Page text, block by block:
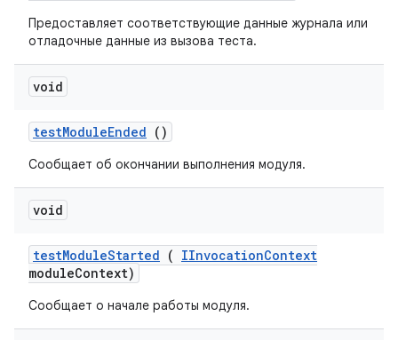
Предоставляет соответствующие данные журнала или
отладочные данные из вызова теста.
void
testModuleEnded ()
Сообщает об окончании выполнения модуля.
void
testModuleStarted ( IInvocationContext
moduleContext)
Сообщает о начале работы модуля.